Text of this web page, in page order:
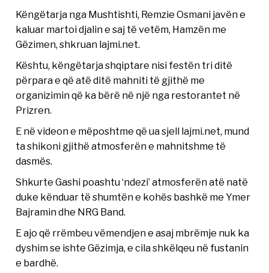
Këngëtarja nga Mushtishti, Remzie Osmani javën e
kaluar martoi djalin e saj të vetëm, Hamzën me
Gëzimen, shkruan lajmi.net.
Kështu, këngëtarja shqiptare nisi festën tri ditë
përpara e që atë ditë mahniti të gjithë me
organizimin që ka bërë në një nga restorantet në
Prizren.
E në videon e mëposhtme që ua sjell lajmi.net, mund
ta shikoni gjithë atmosferën e mahnitshme të
dasmës.
Shkurte Gashi poashtu ‘ndezi’ atmosferën atë natë
duke kënduar të shumtën e kohës bashkë me Ymer
Bajramin dhe NRG Band.
E ajo që rrëmbeu vëmendjen e asaj mbrëmje nuk ka
dyshim se ishte Gëzimja, e cila shkëlqeu në fustanin
e bardhë.